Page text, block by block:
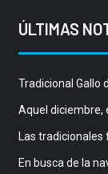
ÚLTIMAS
Tradicional Gallo
Aquel diciembre,
Las
En busca de la